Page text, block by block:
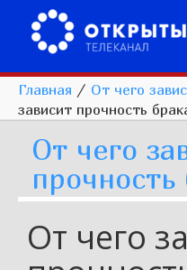
Главная / От чего
зависит прочность
От чего
прочность
От чего